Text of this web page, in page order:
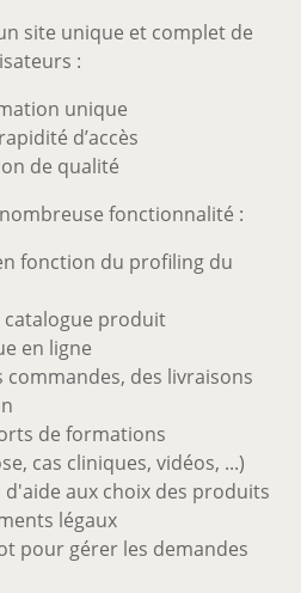
site unique et complet de
:
unique
d’accès
de qualité
fonctionnalité :
fonction du profiling du
catalogue produit
en ligne
commandes, des livraisons
de formations
cas cliniques, vidéos, ...)
d'aide aux choix des produits
légaux
pour gérer les demandes